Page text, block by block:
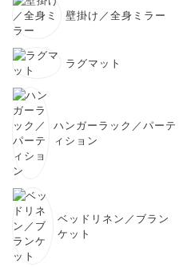
壁掛け／全身ミラー
ラグマット
ハンガーラック／パーテ
ィション
ベッドリネン／ブラン
ケット